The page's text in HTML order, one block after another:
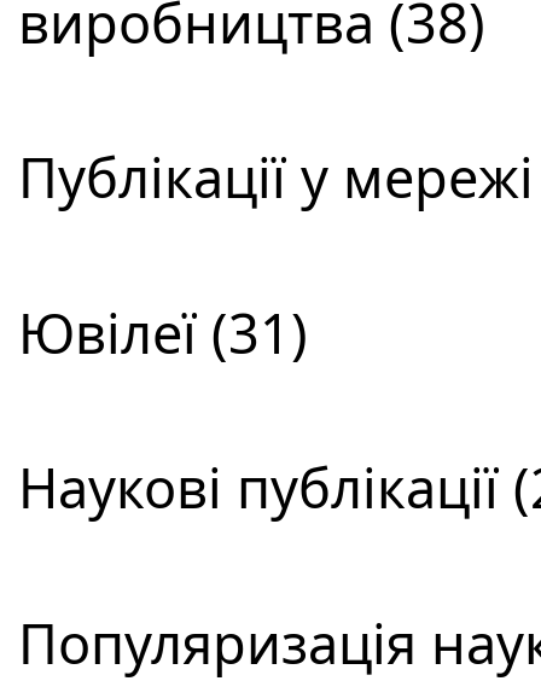
виробництва (38)
Публікації у
Ювілеї (31)
Наукові публікації
Популяризація